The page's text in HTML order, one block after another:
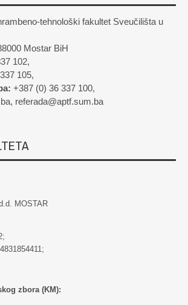
tehnološki fakultet Sveučilišta u
Mostar BiH
102,
105,
+387 (0) 36 337 100,
referada@aptf.sum.ba
MOSTAR
zbora (KM):